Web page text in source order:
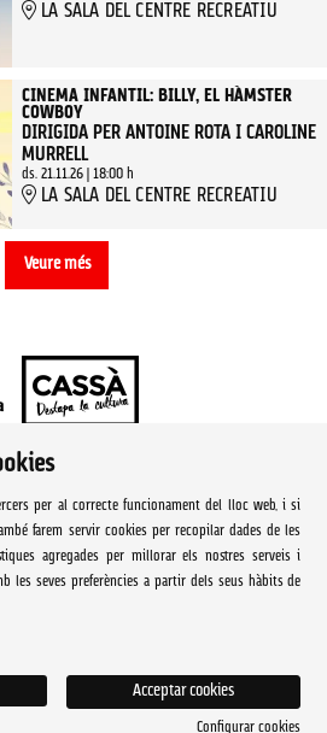
LA SALA DEL CENTRE RECREATIU
CINEMA INFANTIL: BILLY, EL HÀMSTER
COWBOY
DIRIGIDA PER ANTOINE ROTA I CAROLINE
MURRELL
ds. 21.11.26| 18:00 h
LA SALA DEL CENTRE RECREATIU
Veure més
107
460 005
per al correcte funcionament del lloc web, i si
farem servir cookies per recopilar dades de les
agregades per millorar els nostres serveis i
les seves preferències a partir dels seus hàbits de
Acceptar cookies
Configurar cookies